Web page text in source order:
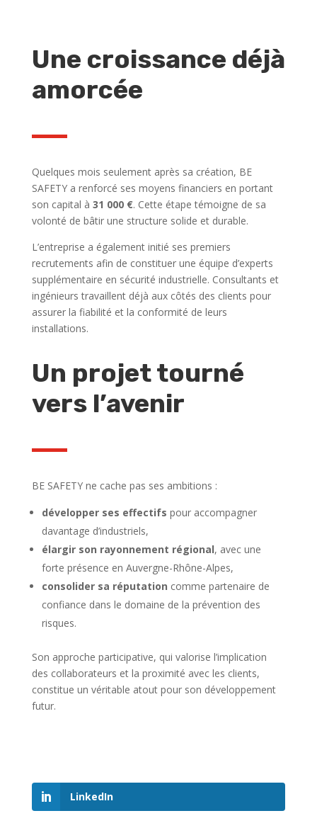
Une croissance déjà
amorcée
Quelques mois seulement après sa création, BE
SAFETY a renforcé ses moyens financiers en portant
son capital à 31 000 €. Cette étape témoigne de sa
volonté de bâtir une structure solide et durable.
L’entreprise a également initié ses premiers
recrutements afin de constituer une équipe d’experts
supplémentaire en sécurité industrielle. Consultants et
ingénieurs travaillent déjà aux côtés des clients pour
assurer la fiabilité et la conformité de leurs
installations.
Un projet tourné
vers l’avenir
BE SAFETY ne cache pas ses ambitions :
développer ses effectifs pour accompagner
davantage d’industriels,
élargir son rayonnement régional, avec une
forte présence en Auvergne-Rhône-Alpes,
consolider sa réputation comme partenaire de
confiance dans le domaine de la prévention des
risques.
Son approche participative, qui valorise l’implication
des collaborateurs et la proximité avec les clients,
constitue un véritable atout pour son développement
futur.
LinkedIn